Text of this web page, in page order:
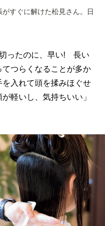
すぐに解けた松見さん。日
ったのに、早い! 長い
つらくなることが多か
入れて頭を揉みほぐせ
軽いし、気持ちいい」